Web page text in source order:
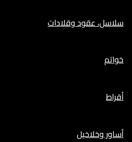
سلاسل، عقود وقلادات
خواتم
أقراط
أساور وخلاخيل